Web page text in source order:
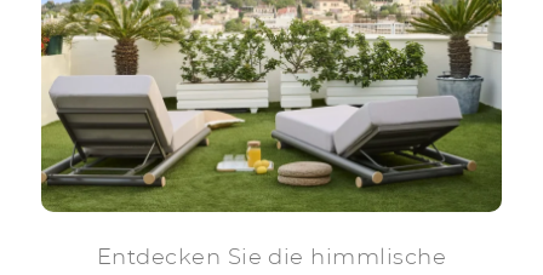
Entdecken Sie die himmlische